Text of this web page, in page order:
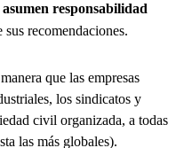
responsabilidad
sus recomendaciones.
que las empresas
los sindicatos y
civil organizada, a todas
las más globales).